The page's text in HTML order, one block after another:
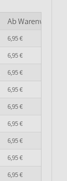
Ab Warenwert
6,95€
6,95€
6,95€
6,95€
6,95€
6,95€
6,95€
6,95€
6,95€